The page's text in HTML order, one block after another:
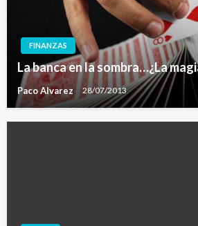
FINANZAS
La banca en la sombra…¿La
Paco Alvarez 28/07/2013